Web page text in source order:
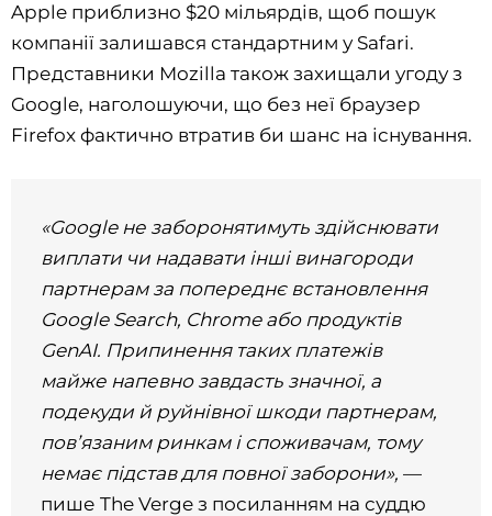
Apple приблизно $20 мільярдів, щоб пошук
компанії залишався стандартним у Safari.
Представники Mozilla також захищали угоду з
Google, наголошуючи, що без неї браузер
Firefox фактично втратив би шанс на існування.
«Google не заборонятимуть здійснювати
виплати чи надавати інші винагороди
партнерам за попереднє встановлення
Google Search, Chrome або продуктів
GenAI. Припинення таких платежів
майже напевно завдасть значної, а
подекуди й руйнівної шкоди партнерам,
пов’язаним ринкам і споживачам, тому
немає підстав для повної заборони», —
пише The Verge з посиланням на суддю